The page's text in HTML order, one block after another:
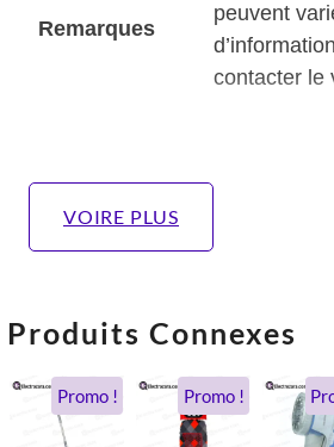
Remarques
peuvent
contacter le
VOIRE PLUS
Produits Connexes
Promo !
Le
prix
Le
prix
Promo !
Le
prix
Le
prix